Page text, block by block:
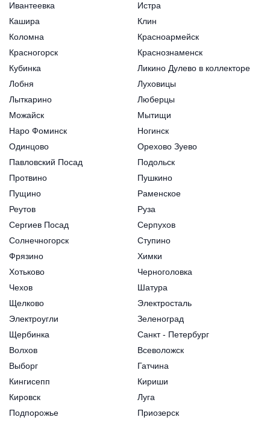
Ивантеевка
Истра
Кашира
Клин
Коломна
Красноармейск
Красногорск
Краснознаменск
Кубинка
Ликино Дулево в коллекторе
Лобня
Луховицы
Лыткарино
Люберцы
Можайск
Мытищи
Наро Фоминск
Ногинск
Одинцово
Орехово Зуево
Павловский Посад
Подольск
Протвино
Пушкино
Пущино
Раменское
Реутов
Руза
Сергиев Посад
Серпухов
Солнечногорск
Ступино
Фрязино
Химки
Хотьково
Черноголовка
Чехов
Шатура
Щелково
Электросталь
Электроугли
Зеленоград
Щербинка
Санкт - Петербург
Волхов
Всеволожск
Выборг
Гатчина
Кингисепп
Кириши
Кировск
Луга
Подпорожье
Приозерск